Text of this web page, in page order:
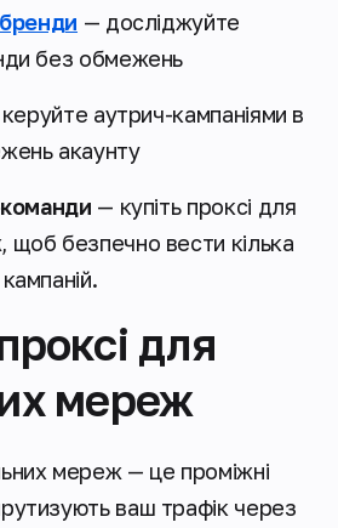
— досліджуйте
без обмежень
аутрич-кампаніями в
акаунту
— купіть проксі для
щоб безпечно вести кілька
для
мереж
мереж — це проміжні
ваш трафік через